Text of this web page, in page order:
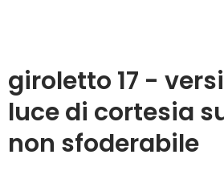
giroletto 17 -
luce di cortesia
non sfoderabile